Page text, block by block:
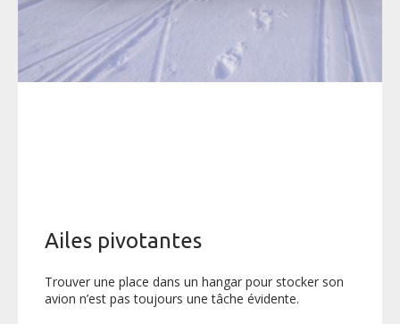
et les premières livraisons approchent. Si vous souhaitez
réserver votre AKOYA, merci de nous laisser vos coordonnées,
plus brefs délais.
L’AKOYA est l’avion le plus performant et le mieux équipé de sa
Ailes pivotantes
Trouver une place dans un hangar pour stocker son
avion n’est pas toujours une tâche évidente.